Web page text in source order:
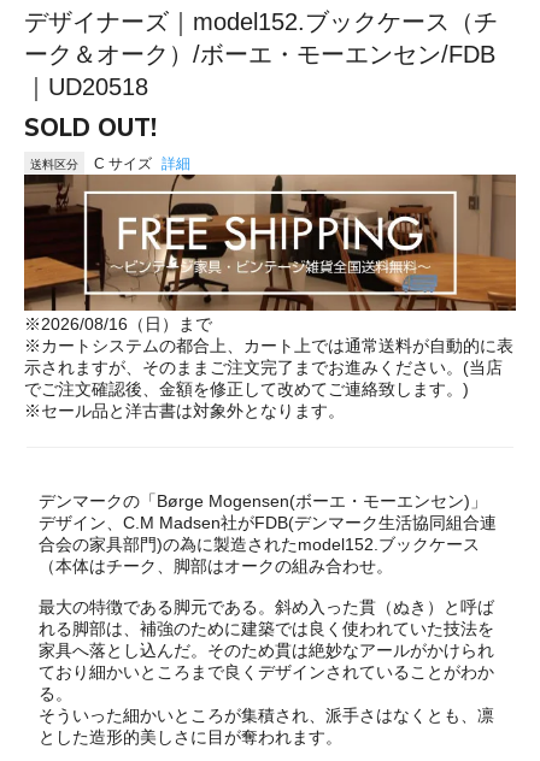
デザイナーズ｜model152.ブックケース（チ
ーク＆オーク）/ボーエ・モーエンセン/FDB
｜UD20518
SOLD OUT!
送料区分 C サイズ 詳細
※2026/08/16（日）まで
※カートシステムの都合上、カート上では通常送料が自動的に表
示されますが、そのままご注文完了までお進みください。(当店
でご注文確認後、金額を修正して改めてご連絡致します。)
※セール品と洋古書は対象外となります。
デンマークの「Børge Mogensen(ボーエ・モーエンセン)」
デザイン、C.M Madsen社がFDB(デンマーク生活協同組合連
合会の家具部門)の為に製造されたmodel152.ブックケース
（本体はチーク、脚部はオークの組み合わせ。
最大の特徴である脚元である。斜め入った貫（ぬき）と呼ば
れる脚部は、補強のために建築では良く使われていた技法を
家具へ落とし込んだ。そのため貫は絶妙なアールがかけられ
ており細かいところまで良くデザインされていることがわか
る。
そういった細かいところが集積され、派手さはなくとも、凛
とした造形的美しさに目が奪われます。